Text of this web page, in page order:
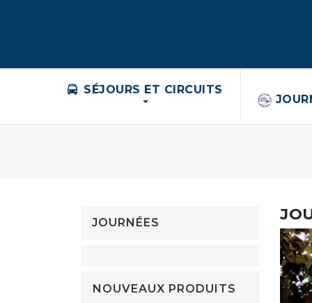
SÉJOURS ET CIRCUITS
JOURNÉES
NOUVEAUX PRODUITS